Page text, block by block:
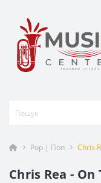
Pop | Поп Chris
Chris Rea - On